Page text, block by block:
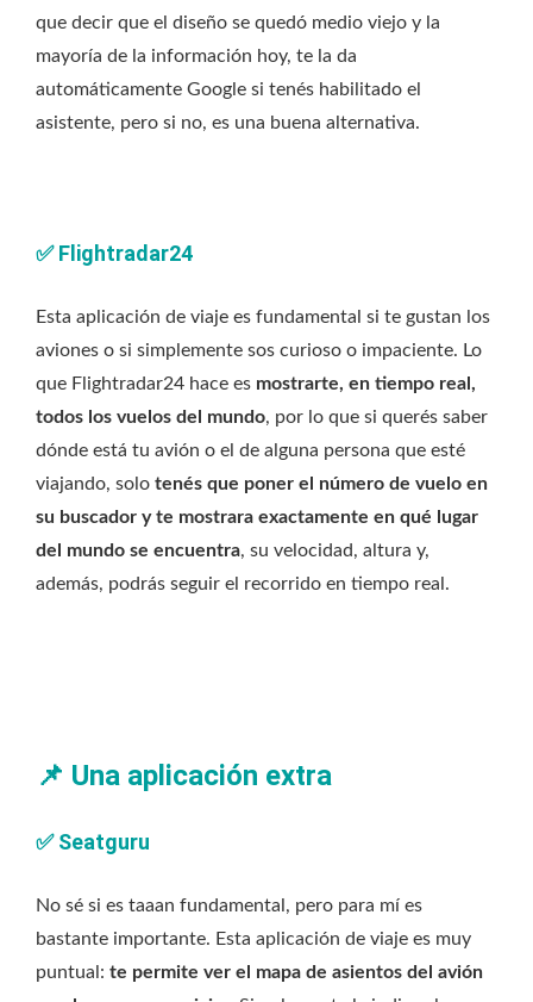
que decir que el diseño se quedó medio viejo y la
mayoría de la información hoy, te la da
automáticamente Google si tenés habilitado el
asistente, pero si no, es una buena alternativa.
✅Flightradar24
Esta aplicación de viaje es fundamental si te gustan los
aviones o si simplemente sos curioso o impaciente. Lo
que Flightradar24 hace es mostrarte, en tiempo real,
todos los vuelos del mundo, por lo que si querés saber
dónde está tu avión o el de alguna persona que esté
viajando, solo tenés que poner el número de vuelo en
su buscador y te mostrara exactamente en qué lugar
del mundo se encuentra, su velocidad, altura y,
además, podrás seguir el recorrido en tiempo real.
📌 Una aplicación extra
✅Seatguru
No sé si es taaan fundamental, pero para mí es
bastante importante. Esta aplicación de viaje es muy
puntual: te permite ver el mapa de asientos del avión